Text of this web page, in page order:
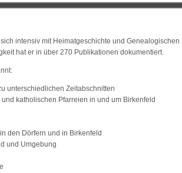
intensiv mit Heimatgeschichte und Genealogischen
hat er in über 270 Publikationen dokumentiert.
unterschiedlichen Zeitabschnitten
katholischen Pfarreien in und um Birkenfeld
den Dörfern und in Birkenfeld
und Umgebung